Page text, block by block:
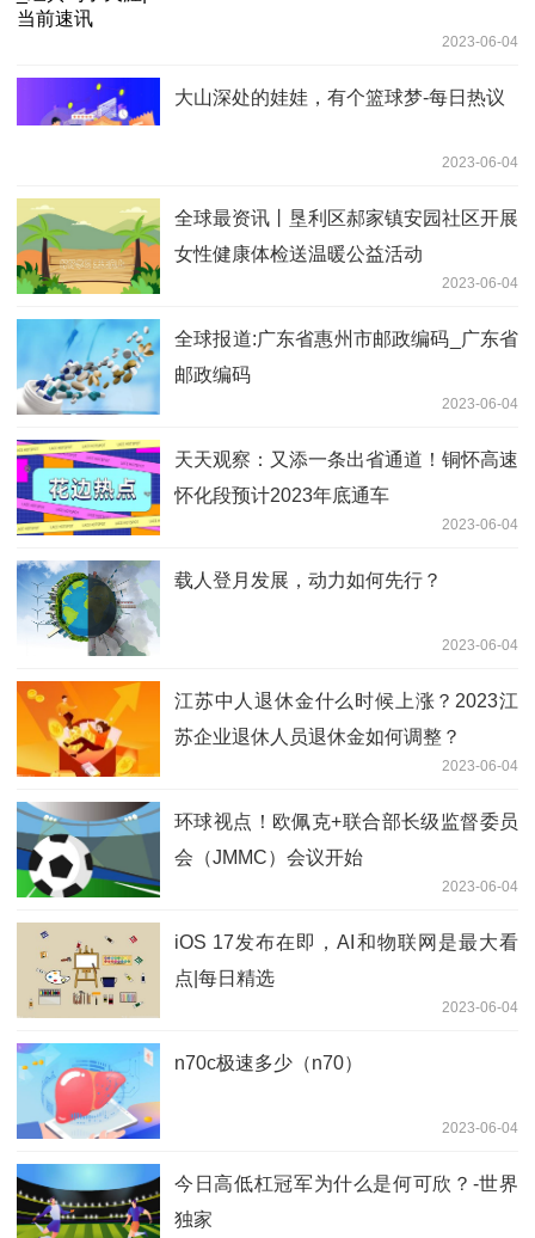
2023-06-04
大山深处的娃娃，有个篮球梦-每日热议
2023-06-04
全球最资讯丨垦利区郝家镇安园社区开展
女性健康体检送温暖公益活动
2023-06-04
全球报道:广东省惠州市邮政编码_广东省
邮政编码
2023-06-04
天天观察：又添一条出省通道！铜怀高速
怀化段预计2023年底通车
2023-06-04
载人登月发展，动力如何先行？
2023-06-04
江苏中人退休金什么时候上涨？2023江
苏企业退休人员退休金如何调整？
2023-06-04
环球视点！欧佩克+联合部长级监督委员
会（JMMC）会议开始
2023-06-04
iOS 17发布在即，AI和物联网是最大看
点|每日精选
2023-06-04
n70c极速多少（n70）
2023-06-04
今日高低杠冠军为什么是何可欣？-世界
独家